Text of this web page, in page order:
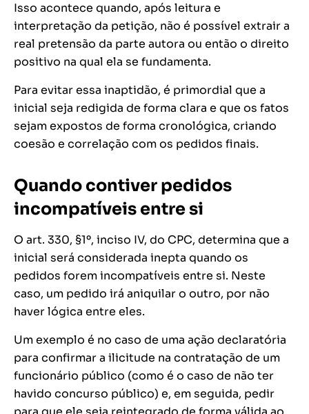
Isso acontece quando, após leitura e
interpretação da petição, não é possível extrair a
real pretensão da parte autora ou então o direito
positivo na qual ela se fundamenta.
Para evitar essa inaptidão, é primordial que a
inicial seja redigida de forma clara e que os fatos
sejam expostos de forma cronológica, criando
coesão e correlação com os pedidos finais.
Quando contiver pedidos
incompatíveis entre si
O art. 330, §1º, inciso IV, do CPC, determina que a
inicial será considerada inepta quando os
pedidos forem incompatíveis entre si. Neste
caso, um pedido irá aniquilar o outro, por não
haver lógica entre eles.
Um exemplo é no caso de uma ação declaratória
para confirmar a ilicitude na contratação de um
funcionário público (como é o caso de não ter
havido concurso público) e, em seguida, pedir